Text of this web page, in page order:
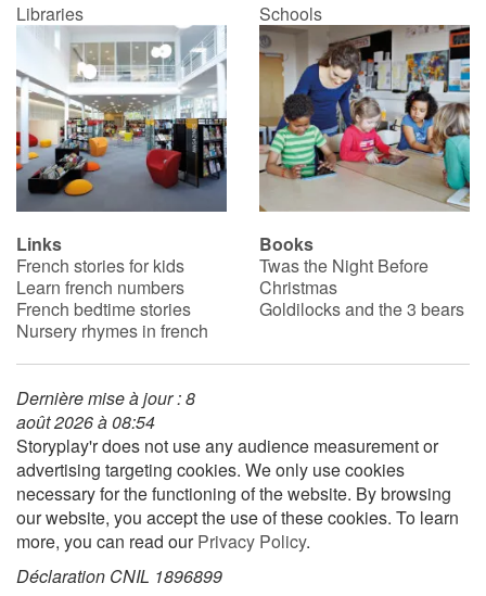
Libraries Schools
Links
French stories for kids
Learn french numbers
French bedtime stories
Nursery rhymes in french
Books
Twas the Night Before
Christmas
Goldilocks and the 3 bears
Dernière mise à jour : 8
août 2026 à 08:54
Storyplay'r does not use any audience measurement or
advertising targeting cookies. We only use cookies
necessary for the functioning of the website. By browsing
our website, you accept the use of these cookies. To learn
more, you can read ourPrivacy Policy.
Déclaration CNIL 1896899